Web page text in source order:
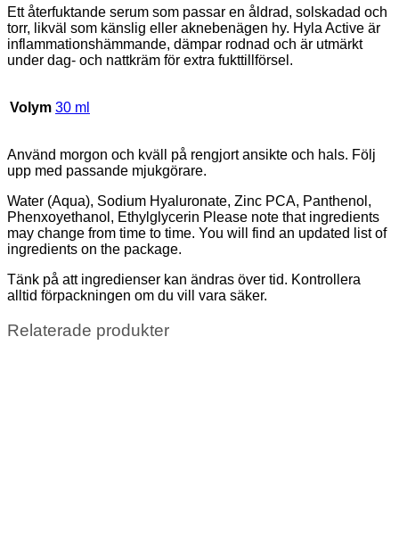
Ett återfuktande serum som passar en åldrad, solskadad och
torr, likväl som känslig eller aknebenägen hy. Hyla Active är
inflammationshämmande, dämpar rodnad och är utmärkt
under dag- och nattkräm för extra fukttillförsel.
Volym 30 ml
Använd morgon och kväll på rengjort ansikte och hals. Följ
upp med passande mjukgörare.
Water (Aqua), Sodium Hyaluronate, Zinc PCA, Panthenol,
Phenxoyethanol, Ethylglycerin Please note that ingredients
may change from time to time. You will find an updated list of
ingredients on the package.
Tänk på att ingredienser kan ändras över tid. Kontrollera
alltid förpackningen om du vill vara säker.
Relaterade produkter